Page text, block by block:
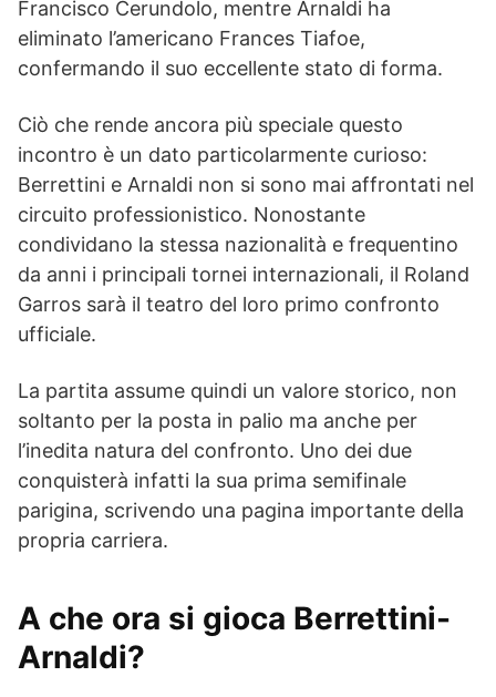
Francisco Cerundolo, mentre Arnaldi ha
eliminato l’americano Frances Tiafoe,
confermando il suo eccellente stato di forma.
Ciò che rende ancora più speciale questo
incontro è un dato particolarmente curioso:
Berrettini e Arnaldi non si sono mai affrontati nel
circuito professionistico. Nonostante
condividano la stessa nazionalità e frequentino
da anni i principali tornei internazionali, il Roland
Garros sarà il teatro del loro primo confronto
ufficiale.
La partita assume quindi un valore storico, non
soltanto per la posta in palio ma anche per
l’inedita natura del confronto. Uno dei due
conquisterà infatti la sua prima semifinale
parigina, scrivendo una pagina importante della
propria carriera.
A che ora si gioca Berrettini-
Arnaldi?